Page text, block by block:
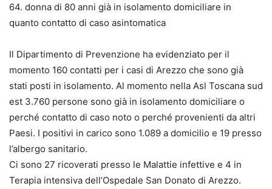
64. donna di 80 anni già in isolamento domiciliare in
quanto contatto di caso asintomatica
Il Dipartimento di Prevenzione ha evidenziato per il
momento 160 contatti per i casi di Arezzo che sono già
stati posti in isolamento. Al momento nella Asl Toscana sud
est 3.760 persone sono già in isolamento domiciliare o
perché contatto di caso noto o perché provenienti da altri
Paesi. I positivi in carico sono 1.089 a domicilio e 19 presso
l’albergo sanitario.
Ci sono 27 ricoverati presso le Malattie infettive e 4 in
Terapia intensiva dell’Ospedale San Donato di Arezzo.